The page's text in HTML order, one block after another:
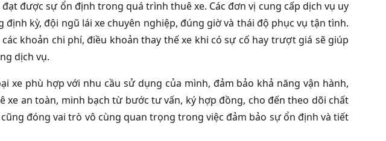
được sự ổn định trong quá trình thuê xe. Các đơn vị cung cấp dịch vụ uy
kỳ, đội ngũ lái xe chuyên nghiệp, đúng giờ và thái độ phục vụ tận tình.
khoản chi phí, điều khoản thay thế xe khi có sự cố hay trượt giá sẽ giúp
dịch vụ.
xe phù hợp với nhu cầu sử dụng của mình, đảm bảo khả năng vận hành,
xe an toàn, minh bạch từ bước tư vấn, ký hợp đồng, cho đến theo dõi chất
đóng vai trò vô cùng quan trọng trong việc đảm bảo sự ổn định và tiết